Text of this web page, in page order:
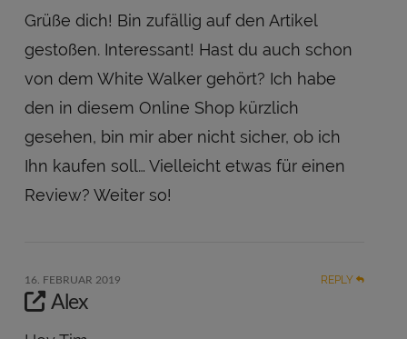
Grüße dich! Bin zufällig auf den Artikel
gestoßen. Interessant! Hast du auch schon
von dem White Walker gehört? Ich habe
den in diesem Online Shop kürzlich
gesehen, bin mir aber nicht sicher, ob ich
Ihn kaufen soll… Vielleicht etwas für einen
Review? Weiter so!
16. FEBRUAR 2019 REPLY
Alex